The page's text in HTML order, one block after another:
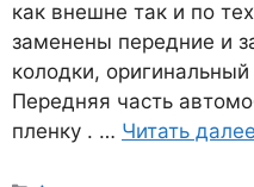
как внешне так и по
заменены передние и
колодки,
Передняя часть
пленку . … Читать далее